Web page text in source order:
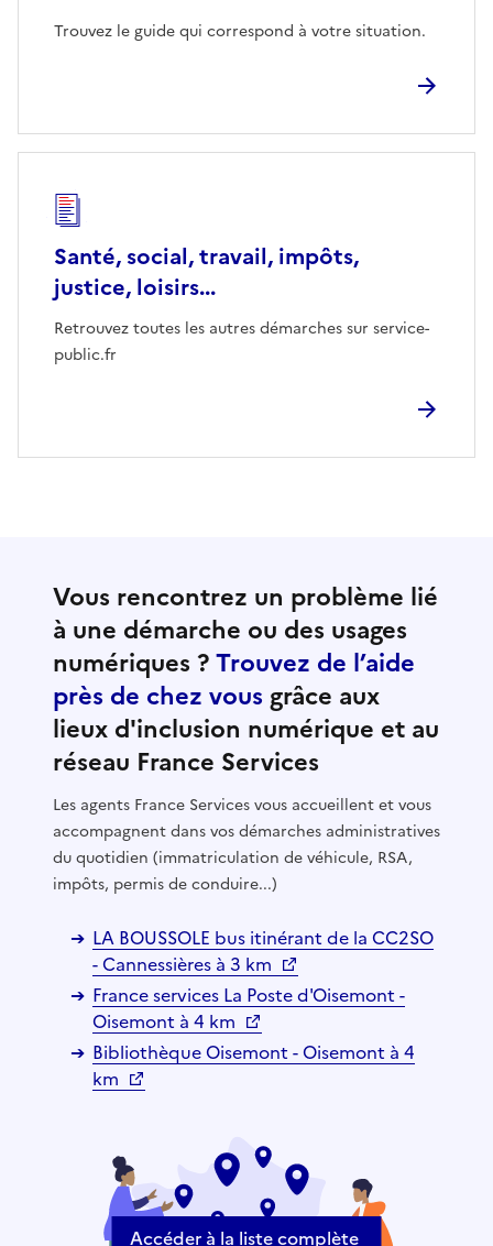
Trouvez le guide qui correspond à votre situation.
Santé, social, travail, impôts,
justice, loisirs...
Retrouvez toutes les autres démarches sur service-
public.fr
Vous rencontrez un problème lié
à une démarche ou des usages
numériques ?Trouvez de l’aide
près de chez vous grâce aux
lieux d'inclusion numérique et au
réseau France Services
Les agents France Services vous accueillent et vous
accompagnent dans vos démarches administratives
du quotidien (immatriculation de véhicule, RSA,
impôts, permis de conduire...)
LA BOUSSOLE bus itinérant de la CC2SO
- Cannessières à 3 km
France services La Poste d'Oisemont -
Oisemont à 4 km
Bibliothèque Oisemont - Oisemont à 4
km
Accéder à la liste complète